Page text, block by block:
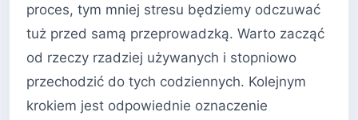
proces, tym mniej stresu będziemy odczuwać
tuż przed samą przeprowadzką. Warto zacząć
od rzeczy rzadziej używanych i stopniowo
przechodzić do tych codziennych. Kolejnym
krokiem jest odpowiednie oznaczenie